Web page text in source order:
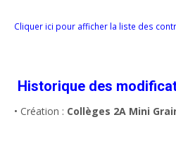
Cliquer ici pour afficher la liste des
Historique des
• Création : Collèges 2A Mini